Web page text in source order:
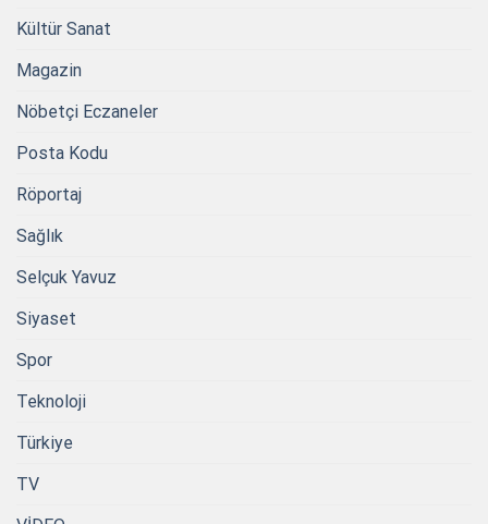
Kültür Sanat
Magazin
Nöbetçi Eczaneler
Posta Kodu
Röportaj
Sağlık
Selçuk Yavuz
Siyaset
Spor
Teknoloji
Türkiye
TV